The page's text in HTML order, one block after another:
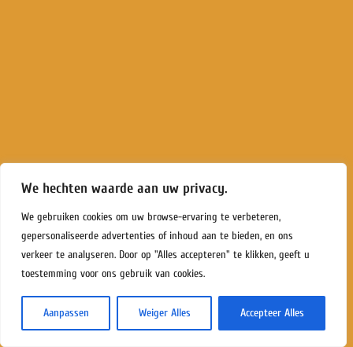
We hechten waarde aan uw privacy.
We gebruiken cookies om uw browse-ervaring te verbeteren,
gepersonaliseerde advertenties of inhoud aan te bieden, en ons
verkeer te analyseren. Door op "Alles accepteren" te klikken, geeft u
toestemming voor ons gebruik van cookies.
Aanpassen Weiger Alles Accepteer Alles